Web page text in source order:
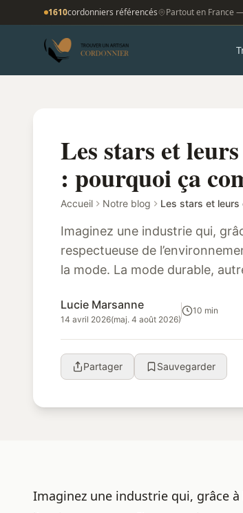
1610cordonniers référencés Partout en France
Les stars et
: pourquoi ça
Accueil Notre blog
Imaginez une industrie qui,
respectueuse de
la mode. La mode durable,
Lucie Marsanne
14 avril 2026(maj. 4 août 2026)
10 min
Partager Sauvegarder
Imaginez une industrie qui, grâce